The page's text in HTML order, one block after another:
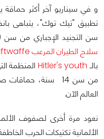
و في سيناريو آخر أكثر
تطبيق "تيك توك"، يتباهى
سن التجنيد الإجباري من سن 20 عامًا، لتظهر في الخلفية تجيهزات
سلاح الطيران المرعب Luftwaffe
بالـ Hitler's youth المنظمة
من سن 14 سنة،
العالم الآن.
الألمانية تكتيكات الحرب